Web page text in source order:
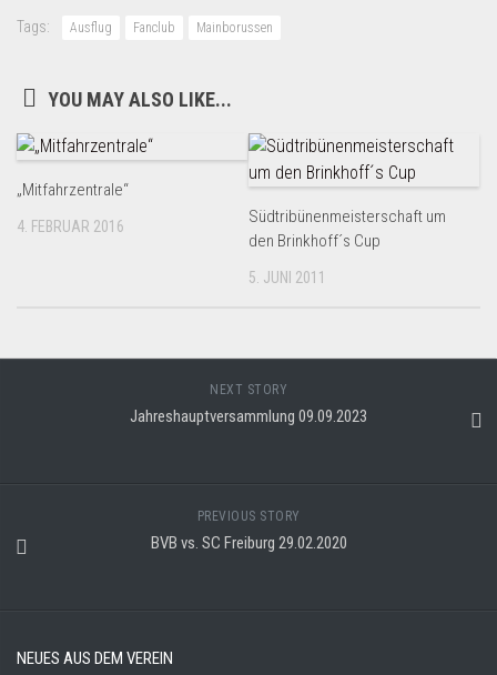
Tags: Ausflug Fanclub Mainborussen
YOU MAY ALSO LIKE...
„Mitfahrzentrale“
4. FEBRUAR 2016
Südtribünenmeisterschaft um
den Brinkhoff´s Cup
5. JUNI 2011
NEXT STORY
Jahreshauptversammlung 09.09.2023
PREVIOUS STORY
BVB vs. SC Freiburg 29.02.2020
NEUES AUS DEM VEREIN